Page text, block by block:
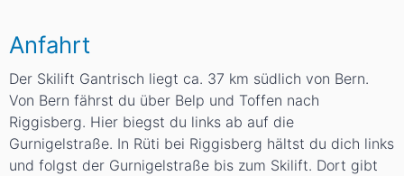
Anfahrt
Der Skilift Gantrisch liegt ca. 37 km südlich von Bern.
Von Bern fährst du über Belp und Toffen nach
Riggisberg. Hier biegst du links ab auf die
Gurnigelstraße. In Rüti bei Riggisberg hältst du dich links
und folgst der Gurnigelstraße bis zum Skilift. Dort gibt